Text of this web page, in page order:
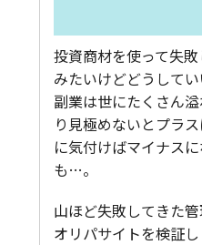
投資商材を使って失
みたいけどどうしてい
副業は世にたくさん
り見極めないとプラ
に気付けばマイナス
も…。
山ほど失敗してきた
オリパサイトを検証し